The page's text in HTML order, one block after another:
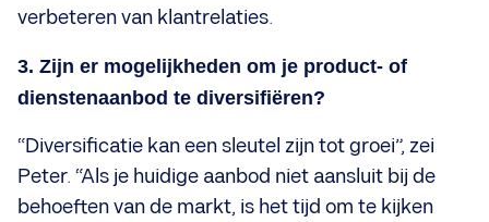
verbeteren van klantrelaties.
3. Zijn er mogelijkheden om je product- of
dienstenaanbod te diversifiëren?
“Diversificatie kan een sleutel zijn tot groei”, zei
Peter. “Als je huidige aanbod niet aansluit bij de
behoeften van de markt, is het tijd om te kijken